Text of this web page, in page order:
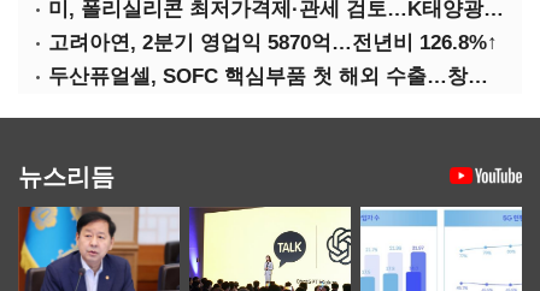
미, 폴리실리콘 최저가격제·관세 검토…K태양광 입지 확대 기대
고려아연, 2분기 영업익 5870억…전년비 126.8%↑
두산퓨얼셀, SOFC 핵심부품 첫 해외 수출…창사 이래 최대 규모
뉴스리듬